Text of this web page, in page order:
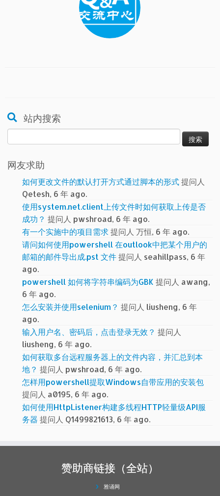
站内搜索
索：
网友求助
如何更改文件的默认打开方式通过脚本的形式提问人
Qetesh, 6 年 ago.
使用system.net.client上传文件时如何获取上传是否
成功？ 提问人 pwshroad, 6 年 ago.
有一个实施中的项目需求提问人 万恒, 6 年 ago.
请问如何使用powershell 在outlook中把某个用户的
邮箱的邮件导出成.pst 文件提问人 seahillpass, 6 年
ago.
powershell 如何将字符串编码为GBK 提问人 awang,
6 年 ago.
怎么安装并使用selenium？ 提问人 liusheng, 6 年
ago.
输入用户名、密码后，点击登录无效？ 提问人
liusheng, 6 年 ago.
如何获取多台远程服务器上的文件内容，并汇总到本
地？ 提问人 pwshroad, 6 年 ago.
怎样用powershell提取Windows自带应用的安装包
提问人 a0195, 6 年 ago.
如何使用HttpListener构建多线程HTTP轻量级API服
务器 提问人 Q1499821613, 6 年 ago.
赞助商链接（全站）
雅诵网